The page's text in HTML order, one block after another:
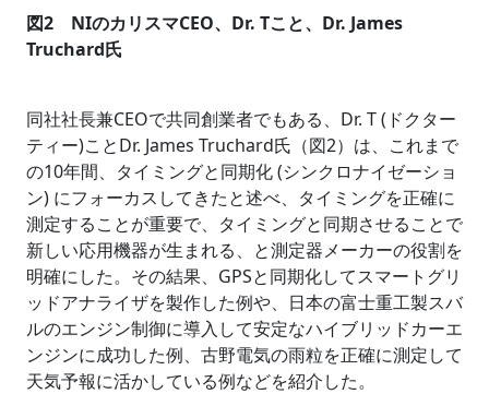
図2 NIのカリスマCEO、Dr. Tこと、Dr. James
Truchard氏
同社社長兼CEOで共同創業者でもある、Dr. T (ドクター
ティー)ことDr. James Truchard氏（図2）は、これまで
の10年間、タイミングと同期化 (シンクロナイゼーショ
ン) にフォーカスしてきたと述べ、タイミングを正確に
測定することが重要で、タイミングと同期させることで
新しい応用機器が生まれる、と測定器メーカーの役割を
明確にした。その結果、GPSと同期化してスマートグリ
ッドアナライザを製作した例や、日本の富士重工製スバ
ルのエンジン制御に導入して安定なハイブリッドカーエ
ンジンに成功した例、古野電気の雨粒を正確に測定して
天気予報に活かしている例などを紹介した。